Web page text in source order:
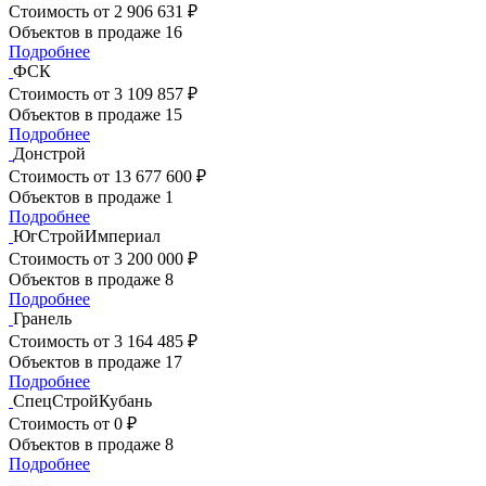
Стоимость от 2 906 631 ₽
Объектов в продаже 16
Подробнее
ФСК
Стоимость от 3 109 857 ₽
Объектов в продаже 15
Подробнее
Донстрой
Стоимость от 13 677 600 ₽
Объектов в продаже 1
Подробнее
ЮгСтройИмпериал
Стоимость от 3 200 000 ₽
Объектов в продаже 8
Подробнее
Гранель
Стоимость от 3 164 485 ₽
Объектов в продаже 17
Подробнее
СпецСтройКубань
Стоимость от 0 ₽
Объектов в продаже 8
Подробнее